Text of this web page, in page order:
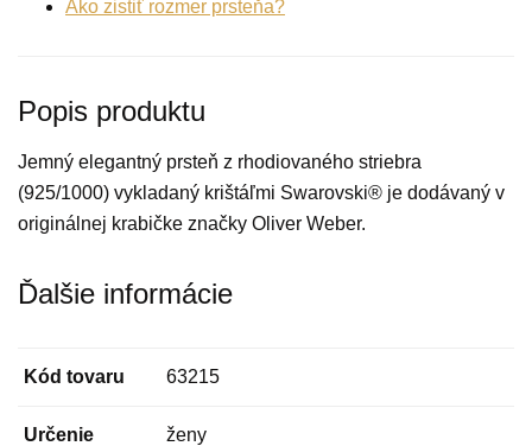
Ako zistiť rozmer prsteňa?
Popis produktu
Jemný elegantný prsteň z rhodiovaného striebra
(925/1000) vykladaný krištáľmi Swarovski® je dodávaný v
originálnej krabičke značky Oliver Weber.
Ďalšie informácie
Kód tovaru 63215
Určenie ženy